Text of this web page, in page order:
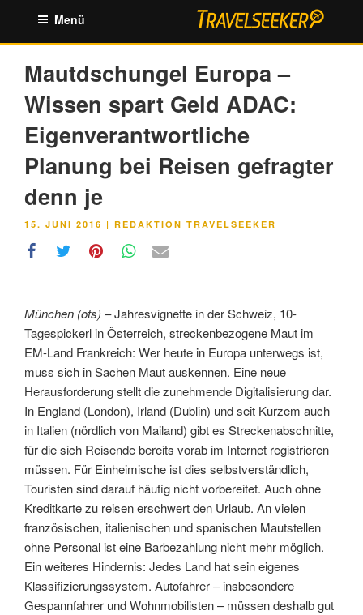
springen
Menü
Mautdschungel Europa –
Wissen spart Geld ADAC:
Eigenverantwortliche
Planung bei Reisen gefragter
denn je
VERÖFFENTLICHT
15. JUNI 2016 | REDAKTION TRAVELSEEKER
München (ots) – Jahresvignette in der Schweiz, 10-
Tagespickerl in Österreich, streckenbezogene Maut im
EM-Land Frankreich: Wer heute in Europa unterwegs ist,
muss sich in Sachen Maut auskennen. Eine neue
Herausforderung stellt die zunehmende Digitalisierung dar.
In England (London), Irland (Dublin) und seit Kurzem auch
in Italien (nördlich von Mailand) gibt es Streckenabschnitte,
für die sich Reisende bereits vorab im Internet registrieren
müssen. Für Einheimische ist dies selbstverständlich,
Touristen sind darauf häufig nicht vorbereitet. Auch ohne
Kreditkarte zu reisen erschwert den Urlaub. An vielen
französischen, italienischen und spanischen Mautstellen
ohne Personal ist eine Barbezahlung nicht mehr möglich.
Ein weiteres Hindernis: Jedes Land hat sein eigenes
Klassifizierungssystem. Autofahrer – insbesondere
Gespannfahrer und Wohnmobilisten – müssen deshalb gut